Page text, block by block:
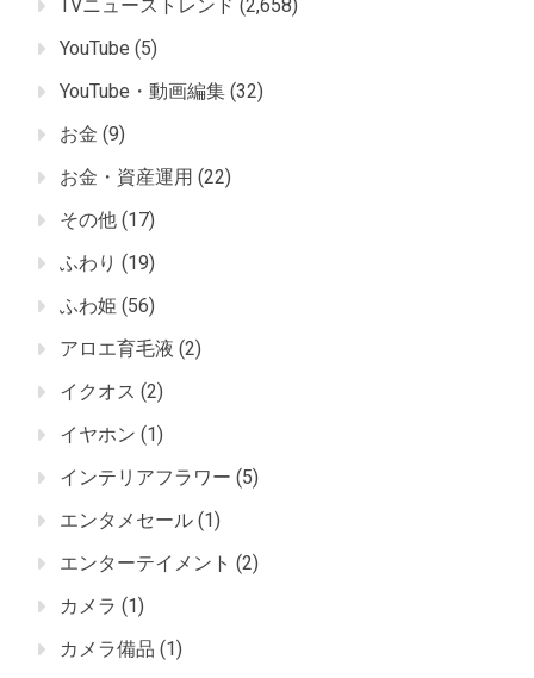
TVニューストレンド (2,658)
YouTube (5)
YouTube・動画編集 (32)
お金 (9)
お金・資産運用 (22)
その他 (17)
ふわり (19)
ふわ姫 (56)
アロエ育毛液 (2)
イクオス (2)
イヤホン (1)
インテリアフラワー (5)
エンタメセール (1)
エンターテイメント (2)
カメラ (1)
カメラ備品 (1)